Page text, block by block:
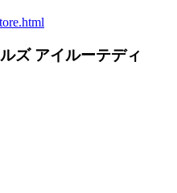
ズ アイルーテディ